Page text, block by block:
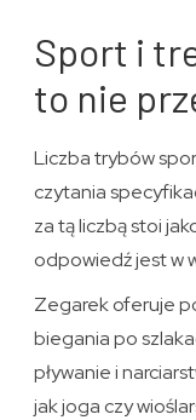
Sport i
to nie
Liczba trybów
czytania
za tą liczbą stoi
odpowiedź jest w
Zegarek oferuje
biegania po
pływanie i
jak joga czy